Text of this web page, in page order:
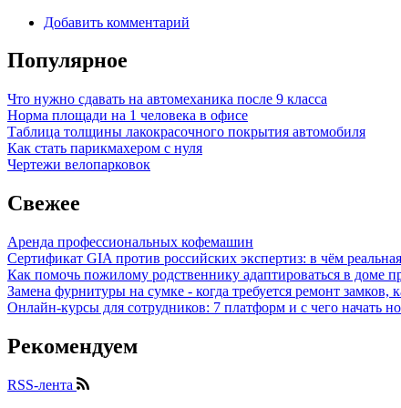
Добавить комментарий
Популярное
Что нужно сдавать на автомеханика после 9 класса
Норма площади на 1 человека в офисе
Таблица толщины лакокрасочного покрытия автомобиля
Как стать парикмахером с нуля
Чертежи велопарковок
Свежее
Аренда профессиональных кофемашин
Сертификат GIA против российских экспертиз: в чём
Как помочь пожилому родственнику адаптироваться в доме
Замена фурнитуры на сумке - когда требуется ремонт замков,
Онлайн-курсы для сотрудников: 7 платформ и с чего начать
Рекомендуем
RSS-лента